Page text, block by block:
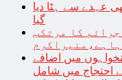
عہدے سے ہٹا دیا
گیا
کا مرتکب
میں اضافے
احتجاج میں شامل